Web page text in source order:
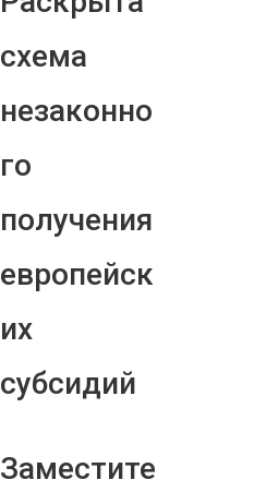
схема
незаконно
го
получения
европейск
их
субсидий
Заместите